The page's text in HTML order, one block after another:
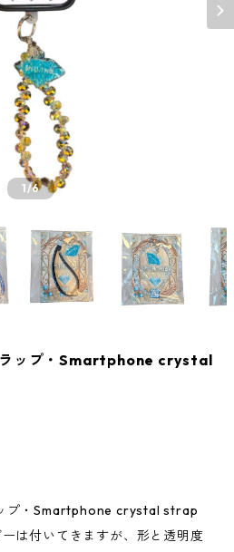
1/6
ラップ・Smartphone crystal
プ・Smartphone crystal strap
は付いてきますが、形と透明度